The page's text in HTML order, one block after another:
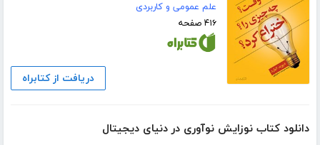
علم عمومی و کاربردی
۴۱۶ صفحه
دریافت از کتابراه
دانلود کتاب نوزایش نوآوری در دنیای دیجیتال